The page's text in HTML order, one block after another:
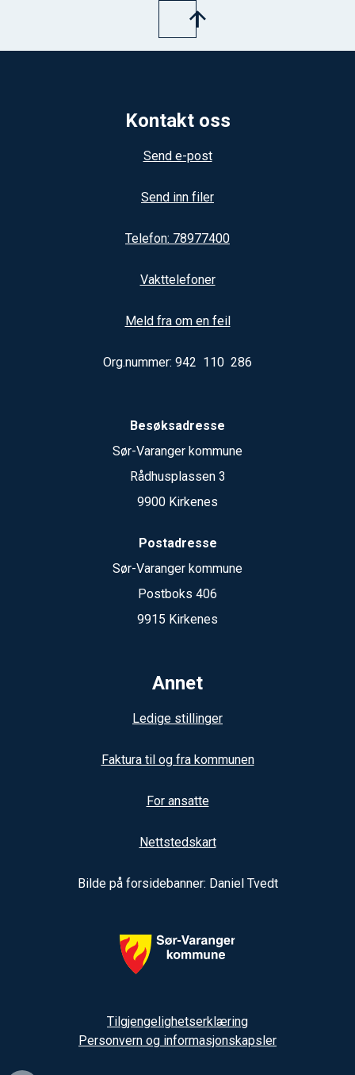
Kontakt oss
Send e-post
Send inn filer
Telefon: 78977400
Vakttelefoner
Meld fra om en feil
Org.nummer: 942 110 286
Besøksadresse
Sør-Varanger kommune
Rådhusplassen 3
9900 Kirkenes
Postadresse
Sør-Varanger kommune
Postboks 406
9915 Kirkenes
Annet
Ledige stillinger
Faktura til og fra kommunen
For ansatte
Nettstedskart
Bilde på forsidebanner: Daniel Tvedt
Tilgjengelighetserklæring
Personvern og informasjonskapsler